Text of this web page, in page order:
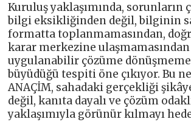
Kuruluş yaklaşımında, sorunların
bilgi eksikliğinden değil, bilginin
formatta toplanmamasından,
karar merkezine ulaşmamasından
uygulanabilir çözüme
büyüdüğü tespiti öne çıkıyor. Bu
ANAÇİM, sahadaki gerçekliği
değil, kanıta dayalı ve çözüm
yaklaşımıyla görünür kılmayı